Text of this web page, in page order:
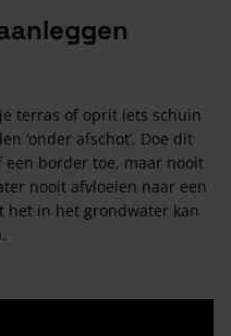
terras of oprit iets schuin
‘onder afschot’. Doe dit
border toe, maar nooit
nooit afvloeien naar een
het in het grondwater kan